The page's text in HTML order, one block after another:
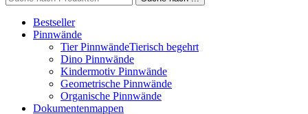
Bestseller
Pinnwände
Tier PinnwändeTierisch begehrt
Dino Pinnwände
Kindermotiv Pinnwände
Geometrische Pinnwände
Organische Pinnwände
Dokumentenmappen